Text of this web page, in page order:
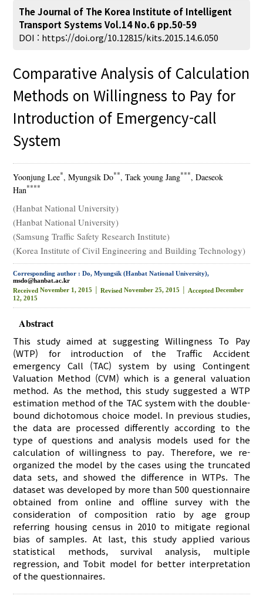
Search Advanced Search
The Journal of The Korea Institute of Intelligent
Transport Systems Vol.14 No.6 pp.50-59
DOI : https://doi.org/10.12815/kits.2015.14.6.050
Comparative Analysis of Calculation
Methods on Willingness to Pay for
Introduction of Emergency-call
System
Yoonjung Lee*, Myungsik Do**, Taek young Jang***, Daeseok
Han****
(Hanbat National University)
(Hanbat National University)
(Samsung Traffic Safety Research Institute)
(Korea Institute of Civil Engineering and Building Technology)
Corresponding author : Do, Myungsik (Hanbat National University),
msdo@hanbat.ac.kr
Received November 1, 2015 │Revised November 25, 2015 │ Accepted December
12, 2015
Abstract
This study aimed at suggesting Willingness To Pay
(WTP) for introduction of the Traffic Accident
emergency Call (TAC) system by using Contingent
Valuation Method (CVM) which is a general valuation
method. As the method, this study suggested a WTP
estimation method of the TAC system with the double-
bound dichotomous choice model. In previous studies,
the data are processed differently according to the
type of questions and analysis models used for the
calculation of willingness to pay. Therefore, we re-
organized the model by the cases using the truncated
data sets, and showed the difference in WTPs. The
dataset was developed by more than 500 questionnaire
obtained from online and offline survey with the
consideration of composition ratio by age group
referring housing census in 2010 to mitigate regional
bias of samples. At last, this study applied various
statistical methods, survival analysis, multiple
regression, and Tobit model for better interpretation
of the questionnaires.